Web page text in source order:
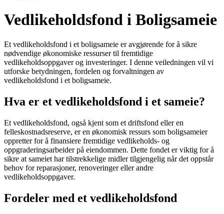
Vedlikeholdsfond i Boligsameie
Et vedlikeholdsfond i et boligsameie er avgjørende for å sikre
nødvendige økonomiske ressurser til fremtidige
vedlikeholdsoppgaver og investeringer. I denne veiledningen vil vi
utforske betydningen, fordelen og forvaltningen av
vedlikeholdsfond i et boligsameie.
Hva er et vedlikeholdsfond i et sameie?
Et vedlikeholdsfond, også kjent som et driftsfond eller en
felleskostnadsreserve, er en økonomisk ressurs som boligsameier
oppretter for å finansiere fremtidige vedlikeholds- og
oppgraderingsarbeider på eiendommen. Dette fondet er viktig for å
sikre at sameiet har tilstrekkelige midler tilgjengelig når det oppstår
behov for reparasjoner, renoveringer eller andre
vedlikeholdsoppgaver.
Fordeler med et vedlikeholdsfond